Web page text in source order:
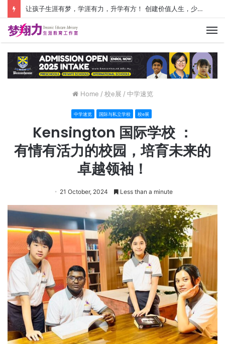
让孩子生涯有梦，学涯有力，升学有方！ 创建价值人生，少走人生弯路！
Home / 校e展 / 中学速览
中学速览 国际与私立学校 校e展
Kensington 国际学校 ：
有情有活力的校园，培育未来的
卓越领袖！
21 October, 2024 Less than a minute